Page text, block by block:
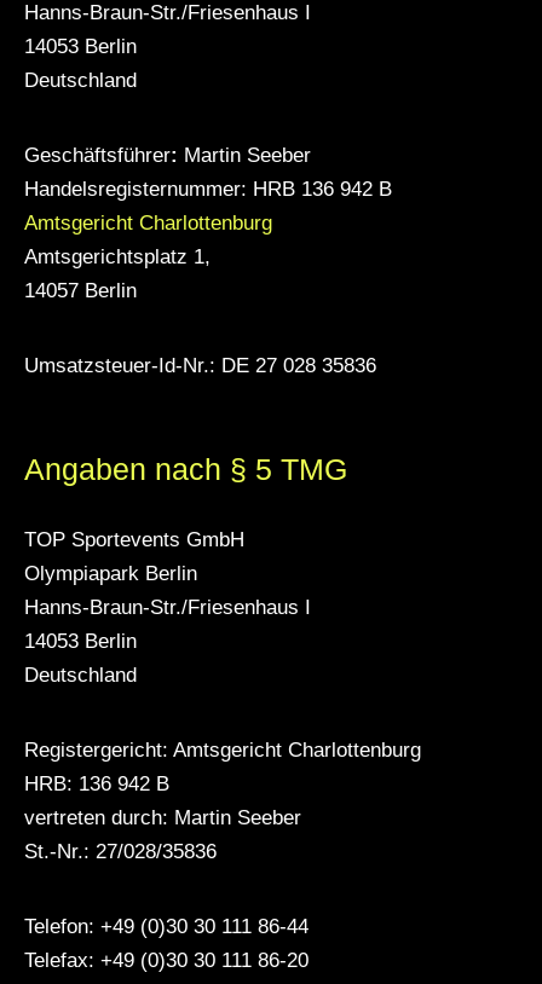
Hanns-Braun-Str./Friesenhaus I
14053 Berlin
Deutschland
Geschäftsführer: Martin Seeber
Handelsregisternummer: HRB 136 942 B
Amtsgericht Charlottenburg
Amtsgerichtsplatz 1,
14057 Berlin
Umsatzsteuer-Id-Nr.: DE 27 028 35836
Angaben nach § 5 TMG
TOP Sportevents GmbH
Olympiapark Berlin
Hanns-Braun-Str./Friesenhaus I
14053 Berlin
Deutschland
Registergericht: Amtsgericht Charlottenburg
HRB: 136 942 B
vertreten durch: Martin Seeber
St.-Nr.: 27/028/35836
Telefon: +49 (0)30 30 111 86-44
Telefax: +49 (0)30 30 111 86-20